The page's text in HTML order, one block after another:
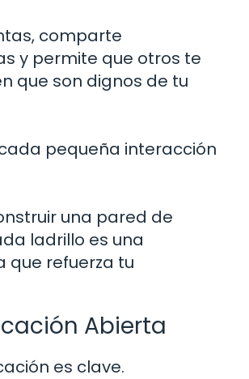
comparte
y permite que otros te
que son dignos de tu
pequeña interacción
una pared de
ladrillo es una
que refuerza tu
Abierta
es clave.